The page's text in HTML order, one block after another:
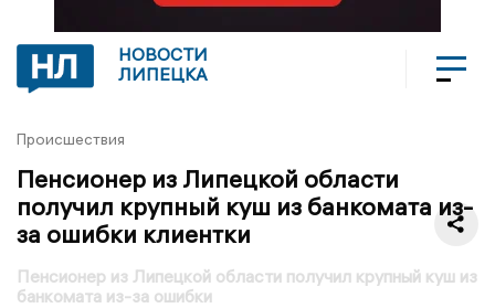
НОВОСТИ
ЛИПЕЦКА
Происшествия
Пенсионер из Липецкой области
получил крупный куш из банкомата из-
за ошибки клиентки
Пенсионер из Липецкой области получил крупный куш из
банкомата из-за ошибки